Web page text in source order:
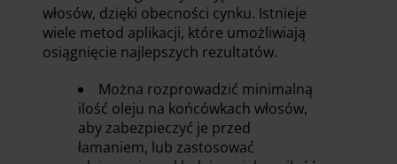
włosów, dzięki obecności cynku. Istnieje
wiele metod aplikacji, które umożliwiają
osiągnięcie najlepszych rezultatów.
Można rozprowadzić minimalną
ilość oleju na końcówkach włosów,
aby zabezpieczyć je przed
łamaniem, lub zastosować